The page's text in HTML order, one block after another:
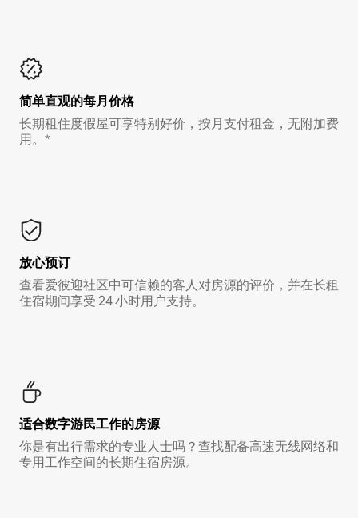
简单直观的每月价格
长期租住度假屋可享特别好价，按月支付租金，无附加费
用。*
放心预订
查看爱彼迎社区中可信赖的客人对房源的评价，并在长租
住宿期间享受 24 小时用户支持。
适合数字游民工作的房源
你是有出行需求的专业人士吗？查找配备高速无线网络和
专用工作空间的长期住宿房源。